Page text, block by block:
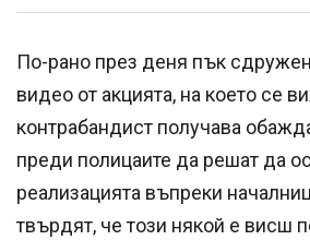
По-рано през деня пък
видео от акцията, на което се
контрабандист получава
преди полицаите да решат да
реализацията въпреки
твърдят, че този някой е висш